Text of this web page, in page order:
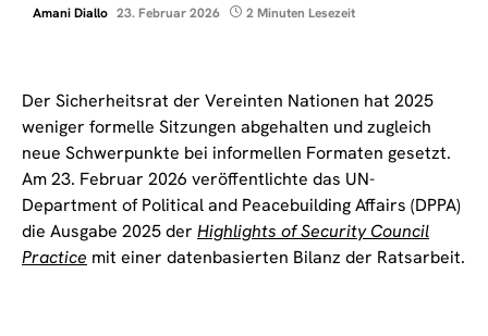
Amani Diallo 23. Februar 2026 2 Minuten Lesezeit
Der Sicherheitsrat der Vereinten Nationen hat 2025
weniger formelle Sitzungen abgehalten und zugleich
neue Schwerpunkte bei informellen Formaten gesetzt.
Am 23. Februar 2026 veröffentlichte das UN-
Department of Political and Peacebuilding Affairs (DPPA)
die Ausgabe 2025 der Highlights of Security Council
Practice mit einer datenbasierten Bilanz der Ratsarbeit.